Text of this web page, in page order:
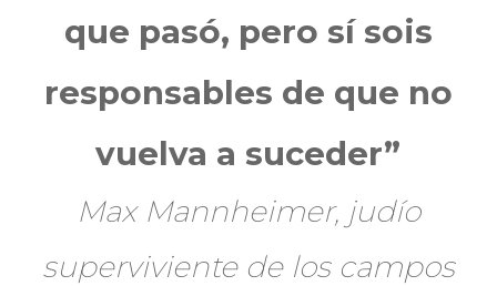
que pasó, pero sí sois
responsables de que no
vuelva a suceder”
Max Mannheimer, judío
superviviente de los campos